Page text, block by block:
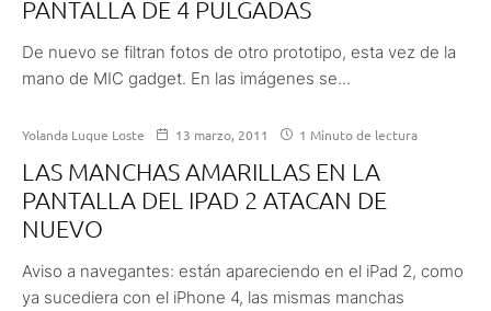
PANTALLA DE 4 PULGADAS
De nuevo se filtran fotos de otro prototipo, esta vez de la
mano de MIC gadget. En las imágenes se...
Yolanda Luque Loste 13 marzo, 2011 1 Minuto de lectura
LAS MANCHAS AMARILLAS EN LA
PANTALLA DEL IPAD 2 ATACAN DE
NUEVO
Aviso a navegantes: están apareciendo en el iPad 2, como
ya sucediera con el iPhone 4, las mismas manchas